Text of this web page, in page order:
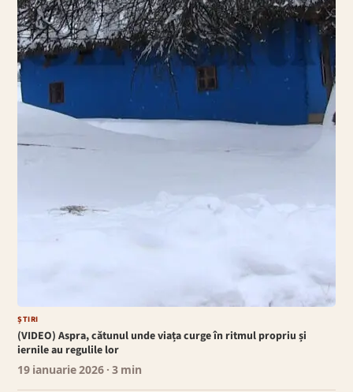
ȘTIRI
(VIDEO) Aspra, cătunul unde viața curge în ritmul propriu și
iernile au regulile lor
19 ianuarie 2026 · 3 min